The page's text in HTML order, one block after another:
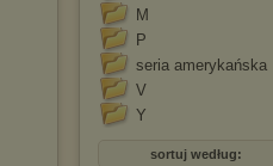
M
P
seria amerykańska
V
Y
sortuj według: